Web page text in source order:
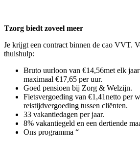
Tzorg biedt zoveel meer
Je krijgt een contract binnen de cao VVT.
thuishulp:
Bruto uurloon van €14,56met elk
maximaal €17,65 per uur.
Goed pensioen bij Zorg & Welzijn.
Fietsvergoeding van €1,41netto per
reistijdvergoeding tussen cliënten.
33 vakantiedagen per jaar.
8% vakantiegeld en een dertiende
Ons programma “